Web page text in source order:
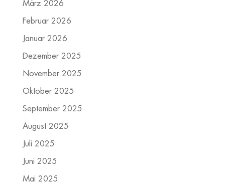
März 2026
Februar 2026
Januar 2026
Dezember 2025
November 2025
Oktober 2025
September 2025
August 2025
Juli 2025
Juni 2025
Mai 2025